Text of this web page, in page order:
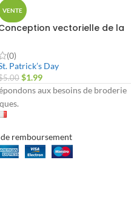
VENTE
vectorielle de la
(0)
Patrick’s Day
5.00 $1.99
aux besoins de broderie
remboursement